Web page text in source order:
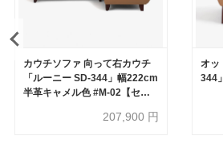
カウチソファ 向って右カウチ
「ルーニー SD-344」幅222cm
半革キャメル色 #M-02【セー
207,900 円
オッ
344